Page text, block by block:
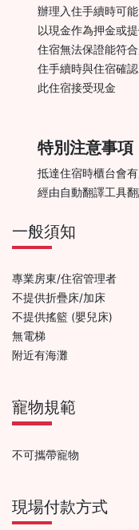
辦理入住手續時可
以現金作為押金或
住宿無法保證能符
住手續時與住宿確
此住宿接受現金
特別注意事項
抵達住宿時櫃台會
經由自動翻譯工具翻
一般須知
專業房東/住宿管理者
不提供折疊床/加床
不提供搖籃 (嬰兒床)
無電梯
附近有海灘
寵物規範
不可攜帶寵物
現場付款方式